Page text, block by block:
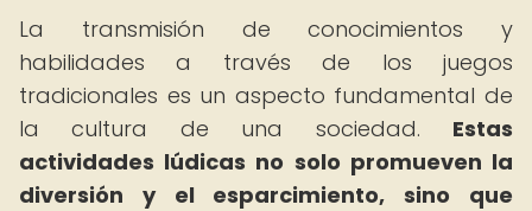
La transmisión de conocimientos y
habilidades a través de los juegos
tradicionales es un aspecto fundamental de
la cultura de una sociedad. Estas
actividades lúdicas no solo promueven la
diversión y el esparcimiento, sino que